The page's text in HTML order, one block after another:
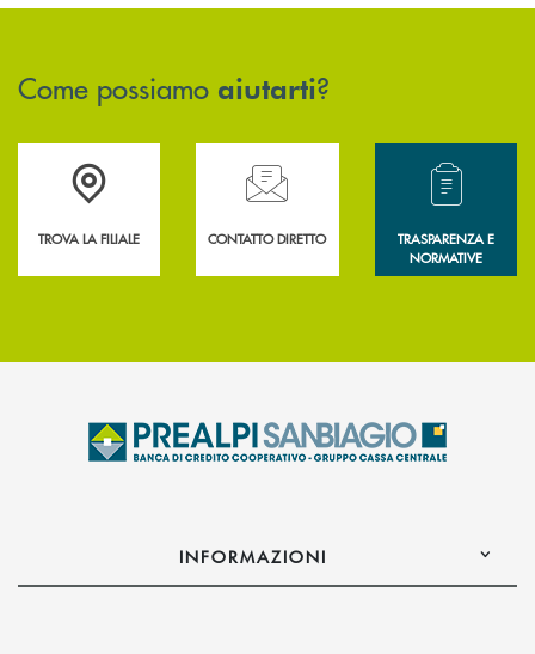
Come possiamo aiutarti?
Accedi all' elenco completo delle filiali .
TROVA LA FILIALE
Hai bisogno di assistenza immediata?
CONTATTO DIRETTO
Hai bisogno di
TRASPARENZA E
NORMATIVE
INFORMAZIONI